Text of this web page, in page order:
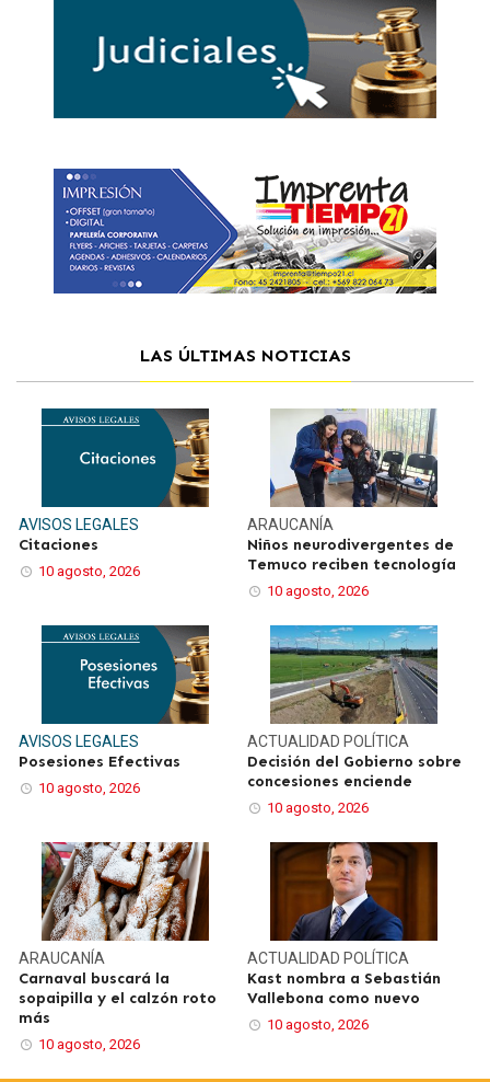
LAS ÚLTIMAS NOTICIAS
AVISOS LEGALES
Citaciones
10 agosto, 2026
ARAUCANÍA
Niños neurodivergentes de
Temuco reciben tecnología
10 agosto, 2026
AVISOS LEGALES
Posesiones Efectivas
10 agosto, 2026
ACTUALIDAD POLÍTICA
Decisión del Gobierno sobre
concesiones enciende
10 agosto, 2026
ARAUCANÍA
Carnaval buscará la
sopaipilla y el calzón roto
más
10 agosto, 2026
ACTUALIDAD POLÍTICA
Kast nombra a Sebastián
Vallebona como nuevo
10 agosto, 2026